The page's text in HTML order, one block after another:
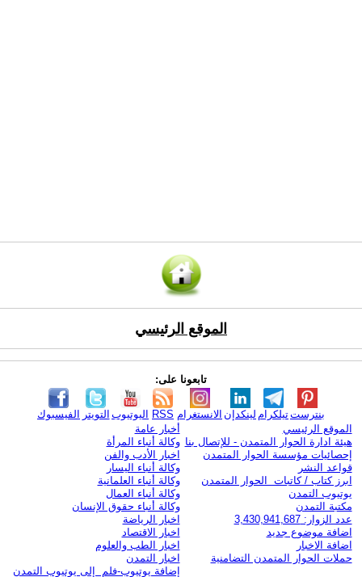
الموقع الرئيسي
تابعونا على:
الفيسبوك التويتر اليوتيوب RSS الانستغرام لينكدإن تيلكرامبنترست
الموقع الرئيسي
هيئة ادارة الحوار المتمدن - للإتصال بنا
إحصائيات مؤسسة الحوار المتمدن
قواعد النشر
ابرز كتاب / كاتبات الحوار المتمدن
يوتيوب التمدن
مكتبة التمدن
عدد الزوار: 3,430,941,687
اضافة موضوع جديد
اضافة الاخبار
حملات الحوار المتمدن التضامنية
أخبار عامة
وكالة أنباء المرأة
اخبار الأدب والفن
وكالة أنباء اليسار
وكالة أنباء العلمانية
وكالة أنباء العمال
وكالة أنباء حقوق الإنسان
اخبار الرياضة
اخبار الاقتصاد
اخبار الطب والعلوم
اخبار التمدن
إضافة يوتيوب-فلم إلى يوتيوب التمدن